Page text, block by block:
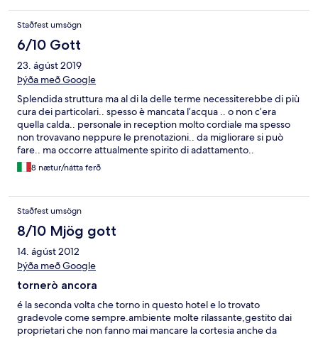
Staðfest umsögn
6/10 Gott
23. ágúst 2019
Þýða með Google
Splendida struttura ma al di la delle terme necessiterebbe di più
cura dei particolari.. spesso è mancata l’acqua .. o non c’era
quella calda.. personale in reception molto cordiale ma spesso
non trovavano neppure le prenotazioni.. da migliorare si può
fare.. ma occorre attualmente spirito di adattamento..
8 nætur/nátta ferð
Staðfest umsögn
8/10 Mjög gott
14. ágúst 2012
Þýða með Google
tornerò ancora
é la seconda volta che torno in questo hotel e lo trovato
gradevole come sempre.ambiente molte rilassante,gestito dai
proprietari che non fanno mai mancare la cortesia anche da